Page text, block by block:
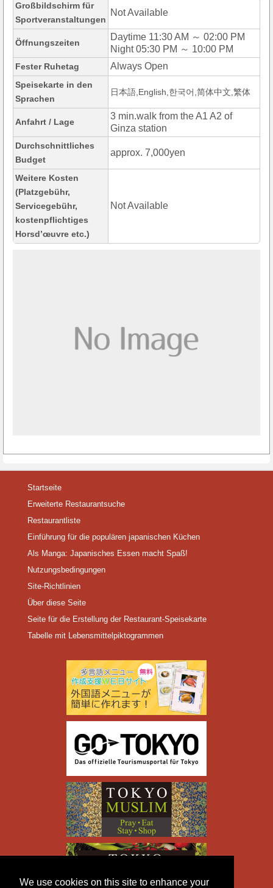
We use cookies on this site to enhance your
Großbildschirm für
Sportveranstaltungen
Not Available
Öffnungszeiten
Daytime 11:30 AM ～ 02:00 PM
Night 05:30 PM ～ 10:00 PM
Fester Ruhetag Always Open
Speisekarte in den
Sprachen
日本語,English,한국어,简体中文,繁体
Anfahrt / Lage
3 min.walk from the A1 A2 of
Ginza station
Durchschnittliches
Budget
approx. 7,000yen
Weitere Kosten
(Platzgebühr,
Servicegebühr,
kostenpflichtiges
Horsd’œuvre etc.)
Not Available
Startseite
Erweiterte Restaurantsuche
Restaurantliste
Einführung für die populären japanischen Küchen
Als Manga: Japanisches Essen macht Spaß!
Nutzungsbedingungen
Site-Richtlinien
Über diese Seite
Seite für die Erstellung der Restaurant-Speisekarte
Tabelle mit Lebensmittelpiktogrammen